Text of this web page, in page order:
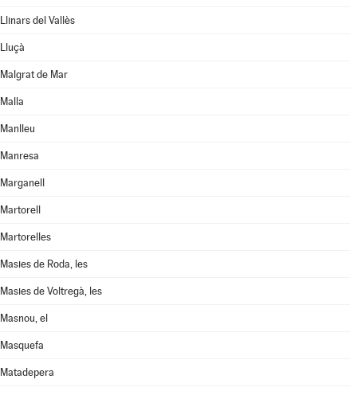
Llinars del Vallès
Lluçà
Malgrat de Mar
Malla
Manlleu
Manresa
Marganell
Martorell
Martorelles
Masies de Roda, les
Masies de Voltregà, les
Masnou, el
Masquefa
Matadepera